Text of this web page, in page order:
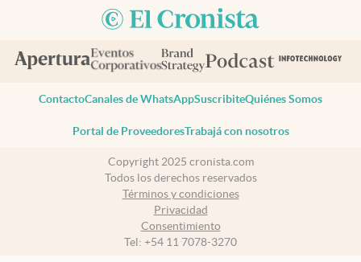
ContactoCanales de WhatsAppSuscribiteQuiénes Somos
Portal de ProveedoresTrabajá con nosotros
Copyright 2025 cronista.com
Todos los derechos reservados
Términos y condiciones
Privacidad
Consentimiento
Tel: +54 11 7078-3270